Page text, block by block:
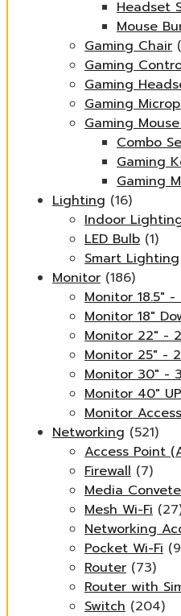
Headset
Mouse
Gaming Chair
Gaming
Gaming
Gaming
Gaming
Combo
Gaming
Gaming
Lighting (16)
Indoor
LED Bulb (1)
Smart Lighting
Monitor (186)
Monitor 18.5" -
Monitor 18"
Monitor 22" -
Monitor 25" -
Monitor 30" -
Monitor 40" UP
Monitor
Networking (521)
Access Point
Firewall (7)
Media
Mesh Wi-Fi
Networking
Pocket Wi-Fi
Router (73)
Router with
Switch (204)